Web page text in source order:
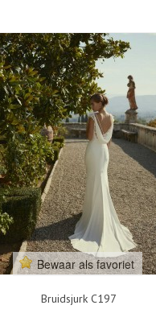
Bruidsjurk C197
Bewaar als favoriet